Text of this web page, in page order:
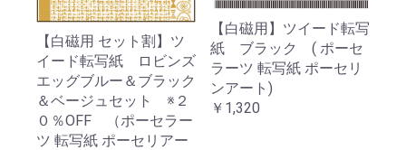
【白磁用 セット割】ツ
イード転写紙 ロビンズ
エッグブルー＆ブラック
＆ベージュセット ※２
０％OFF （ポーセラー
ツ 転写紙 ポーセリアー
【白磁用】ツイード転写
紙 ブラック ( ポーセ
ラーツ 転写紙 ポーセリ
ンアート)
￥1,320